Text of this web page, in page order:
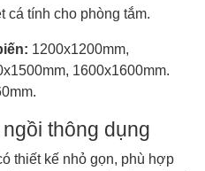
cá tính cho phòng tắm.
1200x1200mm,
1600x1600mm.
thông dụng
thiết kế nhỏ gọn, phù hợp